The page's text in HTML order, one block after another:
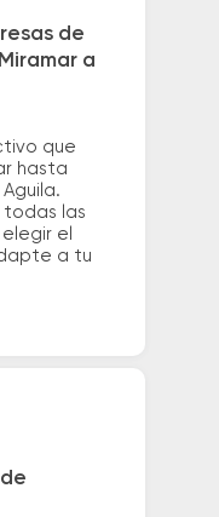
de
a
que
hasta
Aguila.
todas las
el
a tu